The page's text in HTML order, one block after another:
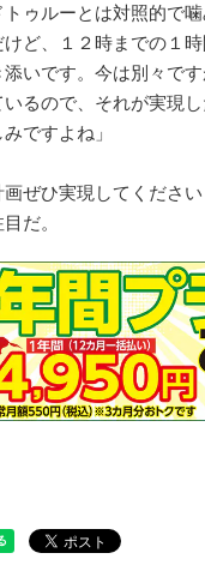
トゥルーとは対照的で
ど、１２時までの１
いです。今は別々で
るので、それが実現
ですよね」
ぜひ実現してくださ
だ。